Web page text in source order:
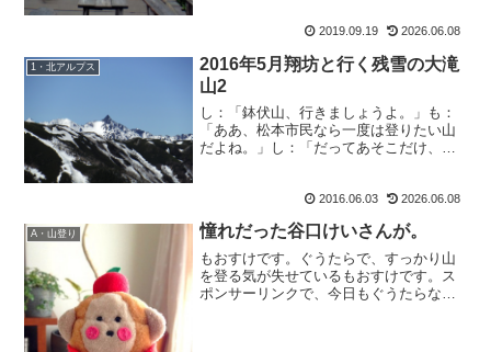
2019.09.19 2026.06.08
1・北アルプス
2016年5月翔坊と行く残雪の大滝
山2
し：「鉢伏山、行きましょうよ。」も：
「ああ、松本市民なら一度は登りたい山
だよね。」し：「だってあそこだけ、公
今、明らかに言ったわね。し：「あそこ
だけバスも電車もないから、ボクのため
に...
2016.06.03 2026.06.08
A・山登り 憧れだった谷口けいさんが。
もおすけです。ぐうたらで、すっかり山
を登る気が失せているもおすけです。ス
ポンサーリンクで、今日もぐうたらな時